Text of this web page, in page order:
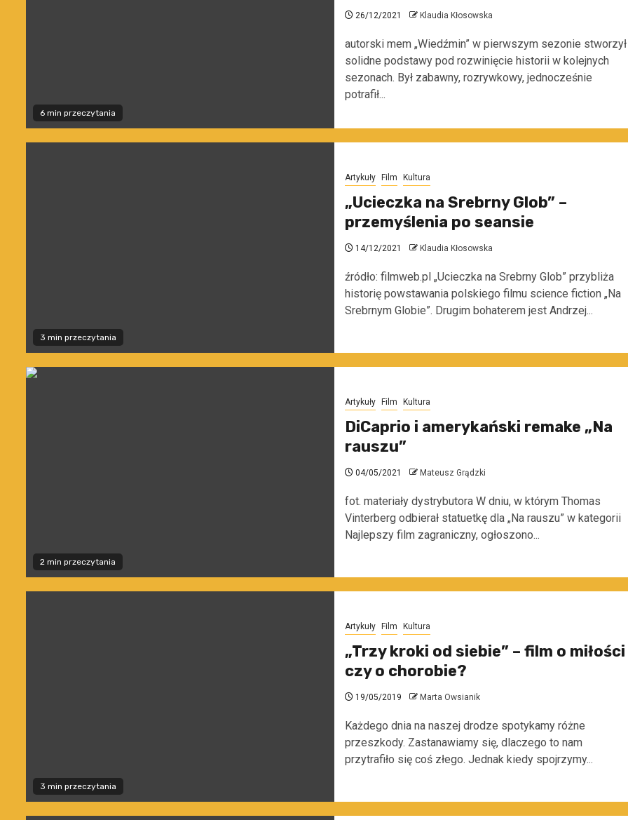
6 min przeczytania
26/12/2021 Klaudia Kłosowska
autorski mem „Wiedźmin” w pierwszym sezonie stworzył
solidne podstawy pod rozwinięcie historii w kolejnych
sezonach. Był zabawny, rozrywkowy, jednocześnie
potrafił...
3 min przeczytania
Artykuły Film Kultura
„Ucieczka na Srebrny Glob” –
przemyślenia po seansie
14/12/2021 Klaudia Kłosowska
źródło: filmweb.pl „Ucieczka na Srebrny Glob” przybliża
historię powstawania polskiego filmu science fiction „Na
Srebrnym Globie”. Drugim bohaterem jest Andrzej...
2 min przeczytania
Artykuły Film Kultura
DiCaprio i amerykański remake „Na
rauszu”
04/05/2021 Mateusz Grądzki
fot. materiały dystrybutora W dniu, w którym Thomas
Vinterberg odbierał statuetkę dla „Na rauszu” w kategorii
Najlepszy film zagraniczny, ogłoszono...
3 min przeczytania
Artykuły Film Kultura
„Trzy kroki od siebie” – film o miłości
czy o chorobie?
19/05/2019 Marta Owsianik
Każdego dnia na naszej drodze spotykamy różne
przeszkody. Zastanawiamy się, dlaczego to nam
przytrafiło się coś złego. Jednak kiedy spojrzymy...